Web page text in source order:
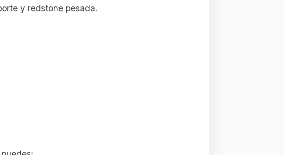
y redstone pesada.